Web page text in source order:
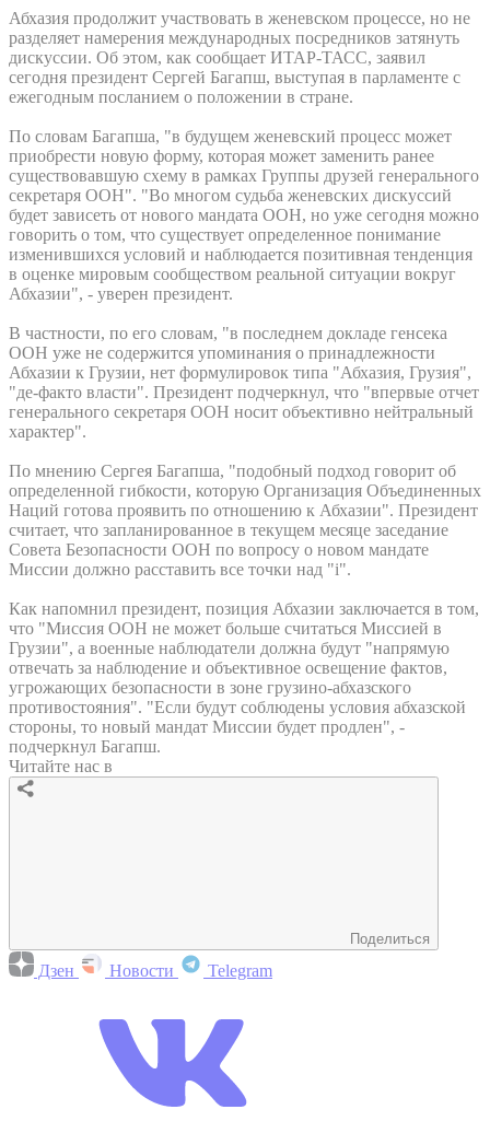
Абхазия продолжит участвовать в женевском процессе, но не
разделяет намерения международных посредников затянуть
дискуссии. Об этом, как сообщает ИТАР-ТАСС, заявил
сегодня президент Сергей Багапш, выступая в парламенте с
ежегодным посланием о положении в стране.
По словам Багапша, "в будущем женевский процесс может
приобрести новую форму, которая может заменить ранее
существовавшую схему в рамках Группы друзей генерального
секретаря ООН". "Во многом судьба женевских дискуссий
будет зависеть от нового мандата ООН, но уже сегодня можно
говорить о том, что существует определенное понимание
изменившихся условий и наблюдается позитивная тенденция
в оценке мировым сообществом реальной ситуации вокруг
Абхазии", - уверен президент.
В частности, по его словам, "в последнем докладе генсека
ООН уже не содержится упоминания о принадлежности
Абхазии к Грузии, нет формулировок типа "Абхазия, Грузия",
"де-факто власти". Президент подчеркнул, что "впервые отчет
генерального секретаря ООН носит объективно нейтральный
характер".
По мнению Сергея Багапша, "подобный подход говорит об
определенной гибкости, которую Организация Объединенных
Наций готова проявить по отношению к Абхазии". Президент
считает, что запланированное в текущем месяце заседание
Совета Безопасности ООН по вопросу о новом мандате
Миссии должно расставить все точки над "i".
Как напомнил президент, позиция Абхазии заключается в том,
что "Миссия ООН не может больше считаться Миссией в
Грузии", а военные наблюдатели должна будут "напрямую
отвечать за наблюдение и объективное освещение фактов,
угрожающих безопасности в зоне грузино-абхазского
противостояния". "Если будут соблюдены условия абхазской
стороны, то новый мандат Миссии будет продлен", -
подчеркнул Багапш.
Читайте нас в
Поделиться
Дзен Новости Telegram